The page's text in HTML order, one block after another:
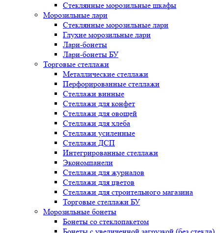
Стеклянные морозильные шкафы
Морозильные лари
Стеклянные морозильные лари
Глухие морозильные лари
Лари-бонеты
Лари-бонеты БУ
Торговые стеллажи
Металлические стеллажи
Перфорированные стеллажи
Стеллажи винные
Стеллажи для конфет
Стеллажи для овощей
Стеллажи для хлеба
Стеллажи усиленные
Стеллажи ДСП
Интегрированные стеллажи
Экономпанели
Стеллажи для журналов
Стеллажи для цветов
Стеллажи для строительного магазина
Торговые стеллажи БУ
Морозильные бонеты
Бонеты со стеклопакетом